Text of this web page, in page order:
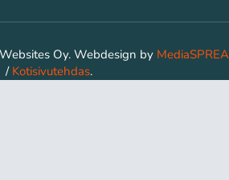
Oy. Webdesign by MediaSPREA
/ Kotisivutehdas.